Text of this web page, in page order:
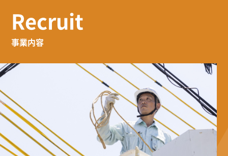
Recruit
事業内容